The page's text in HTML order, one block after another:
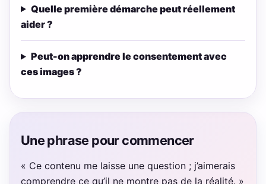
Quelle première démarche peut réellement
aider ?
Peut-on apprendre le consentement avec
ces images ?
Une phrase pour commencer
« Ce contenu me laisse une question ; j’aimerais
comprendre ce qu’il ne montre pas de la réalité. »